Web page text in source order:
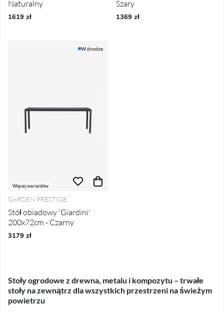
Naturalny
1619 zł
Szary
1369 zł
Więcej wariantów
W drodze
GARDEN PRESTIGE
Stół obiadowy 'Giardini'
200x72cm - Czarny
3179 zł
Stoły ogrodowe z drewna, metalu i kompozytu – trwałe
stoły na zewnątrz dla wszystkich przestrzeni na świeżym
powietrzu